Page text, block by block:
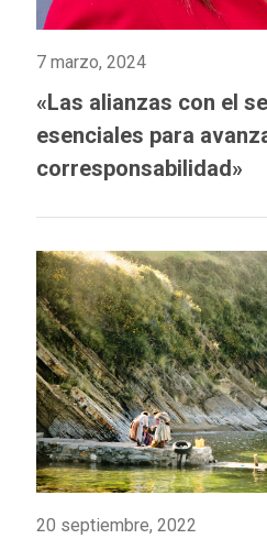
7 marzo, 2024
«Las alianzas con el
esenciales para
corresponsabilidad»
20 septiembre, 2022